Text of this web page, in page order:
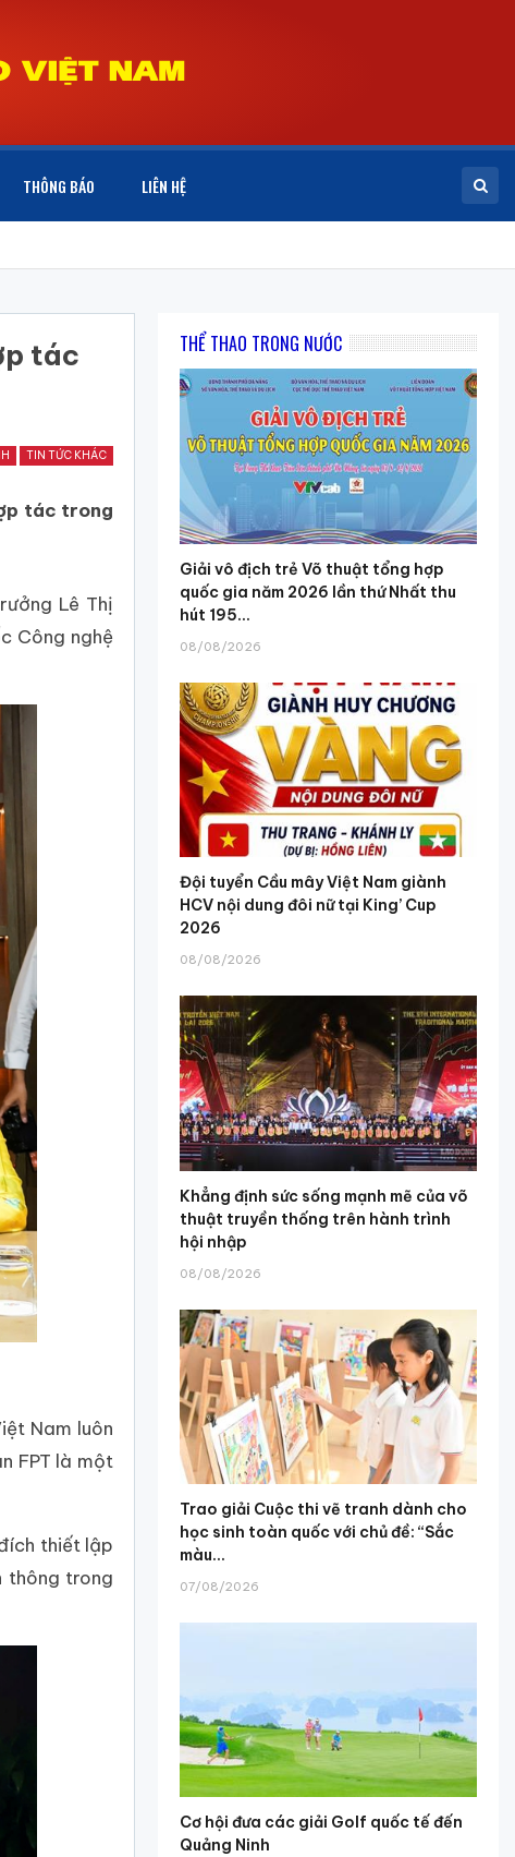
THÔNG BÁO LIÊN HỆ
tác
TIN TỨC KHÁC
tác trong
Lê Thị
Công nghệ
Nam luôn
FPT là một
thiết lập
thông trong
THỂ THAO TRONG NƯỚC
Giải vô địch trẻ Võ thuật tổng hợp
quốc gia năm 2026 lần thứ Nhất thu
hút 195...
08/08/2026
Đội tuyển Cầu mây Việt Nam giành
HCV nội dung đôi nữ tại King’ Cup
2026
08/08/2026
Khẳng định sức sống mạnh mẽ của võ
thuật truyền thống trên hành trình
hội nhập
08/08/2026
Trao giải Cuộc thi vẽ tranh dành cho
học sinh toàn quốc với chủ đề: “Sắc
màu...
07/08/2026
Cơ hội đưa các giải Golf quốc tế đến
Quảng Ninh